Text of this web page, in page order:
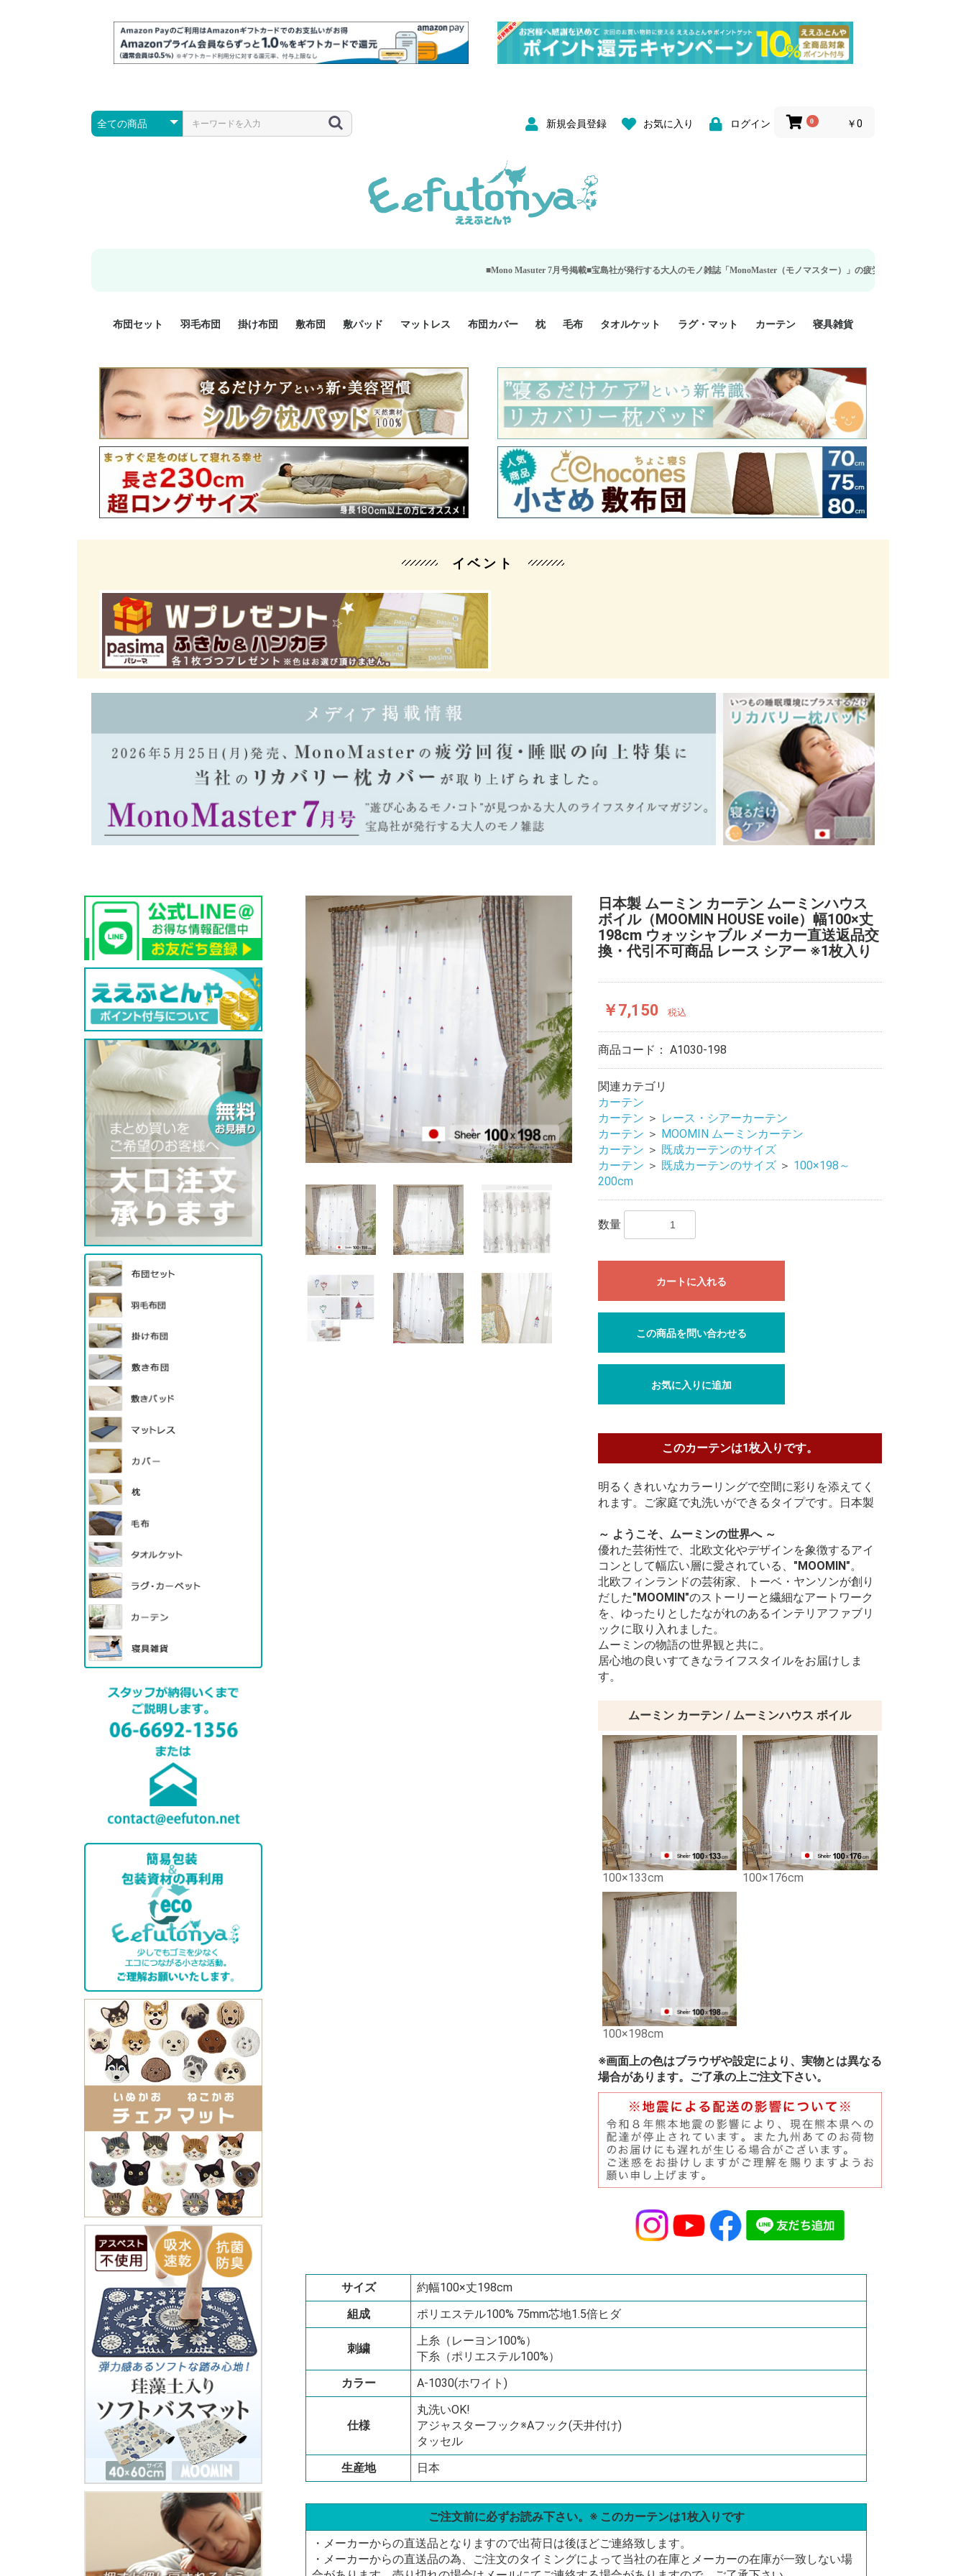
新規会員登録 お気に入り ログイン 0 ￥0
■Mono Masuter 7月号掲載■宝島社が発行する大人のモノ雑誌「MonoMaster（モノマスター）」の疲労回復・睡眠の向上特集に当社のリカ
布団セット
羽毛布団セット 2点セット
3点セット
4点セット
5点セット
6点セット
エクセルゴールド
ロイヤルゴールド
マザーダックダウン
小さい布団セット
大きい布団セット
掛け布団セット 2点セット
3点セット
4点セット
6点セット
敷布団セット 2点セット
3点セット
羽毛布団
プレミアムゴールド
ロイヤルゴールド
エクセルゴールド
ニューゴールド
マザーダックダウン
マザーグースダウン
スーパーロングサイズ
洗える羽毛布団
肌掛け布団
掛け布団
防ダニ掛け布団
洗える掛け布団
小さい掛け布団
大きい掛け布団
肌掛け布団
敷布団
防ダニ敷布団
小さい敷布団 70cm幅 ミニシングル
75cm幅 ショートセミシ
ングル
80cm幅 セミシングル
大きい敷布団
機能性敷布団
敷パッド
シングルサイズ敷パッド
小さい敷パッド
大きい敷パッド
シルク敷パッド
枕パッド
シルク枕パッド
除湿シート
接触冷感パッド
暖かパッド
ガーゼケット
オーガニックコットン
ベッドパッド
パッドセット
マットレス 布団カバー
掛け布団カバー ジュニア 掛け布団カバー
シングル 掛け布団カバー
シングルロング 掛け布団
カバー
セミダブル 掛け布団カバ
ー
ダブル 掛け布団カバー
ダブルロング 掛け布団カ
バー
クィーン 掛け布団カバー
暖か 掛け布団カバー
敷布団カバー ジュニア 敷布団カバー
セミシングル 敷布団カバ
ー
シングル 敷布団カバー
シングルロング 敷布団カ
バー
ダブル 敷布団カバー
枕カバー 35x50cm 枕カバー
43x63cm 枕カバー
50x70cm 枕カバー
シルク 枕カバー
BOXシーツ シングル BOXシーツ
シングルロング BOXシー
ツ
セミダブル BOXシーツ
ダブル BOXシーツ
スーパーロング BOXシー
ツ
防ダニカバー
クッションカバー
オーガニックコットン
カバーセット カバー2点セット
カバー3点セット
枕
小さめ 35×50cm
やや小さめ 35×55cm
普通 43×63cm
大きめ 50×70cm
パイプ枕
高反発枕
低反発枕
機能性枕・その他枕
毛布 タオルケット
ハーフサイズ
シングルサイズ
セミダブルサイズ
ダブルサイズ
接触冷感
天然素材 綿100%
ラグ・マット カーテン
既成カーテンのサイズ
遮光カーテン
レース・シアーカーテン
Disney ディズニーカーテ
ン
MOOMIN ムーミンカーテ
ン
PEANUTS ピーナツカー
テン (SNOOPY スヌーピ
ー)
寝具雑貨
美容・化粧品
シルク寝具・雑貨
HURONテクノロジー リ
カバリー寝具
ソファカバー
ひざ掛け
パジャマ
クッション
玄関・フロアーマット
ペット用ベッド
インテリア
その他寝具雑貨
イベント
日本製 ムーミン カーテン ムーミンハウス
ボイル（MOOMIN HOUSE voile）幅100×丈
198cm ウォッシャブル メーカー直送返品交
換・代引不可商品 レース シアー ※1枚入り
￥7,150 税込
商品コード： A1030-198
関連カテゴリ
カーテン
カーテン ＞ レース・シアーカーテン
カーテン ＞ MOOMIN ムーミンカーテン
カーテン ＞ 既成カーテンのサイズ
カーテン ＞ 既成カーテンのサイズ ＞ 100×198～
200cm
数量
カートに入れる
この商品を問い合わせる
お気に入りに追加
このカーテンは1枚入りです。
明るくきれいなカラーリングで空間に彩りを添えてく
れます。ご家庭で丸洗いができるタイプです。日本製
～ ようこそ、ムーミンの世界へ ～
優れた芸術性で、北欧文化やデザインを象徴するアイ
コンとして幅広い層に愛されている、 "MOOMIN"。
北欧フィンランドの芸術家、トーベ・ヤンソンが創り
だした"MOOMIN"のストーリーと繊細なアートワーク
を、ゆったりとしたながれのあるインテリアファブリ
ックに取り入れました。
ムーミンの物語の世界観と共に。
居心地の良いすてきなライフスタイルをお届けしま
す。
ムーミン カーテン / ムーミンハウス ボイル
100×133cm 100×176cm
100×198cm
※画面上の色はブラウザや設定により、実物とは異なる
場合があります。ご了承の上ご注文下さい。
サイズ
約幅100×丈198cm
組成
ポリエステル100% 75mm芯地1.5倍ヒダ
刺繍
上糸（レーヨン100%）
下糸（ポリエステル100%）
カラー
A-1030(ホワイト)
仕様
丸洗いOK!
アジャスターフック※Aフック(天井付け)
タッセル
生産地
日本
ご注文前に必ずお読み下さい。※ このカーテンは1枚入りです
・メーカーからの直送品となりますので出荷日は後ほどご連絡致します。
・メーカーからの直送品の為、ご注文のタイミングによって当社の在庫とメーカーの在庫が一致しない場